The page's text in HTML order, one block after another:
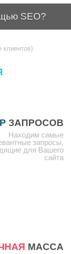
SEO?
клиентов)
ЗАПРОСОВ
Находим самые
запросы,
для Вашего
сайта
МАССА